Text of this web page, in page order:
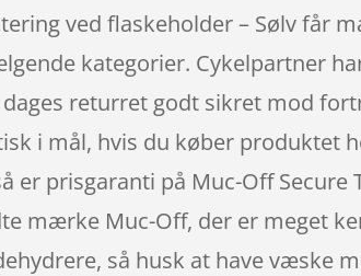
ved flaskeholder – Sølv får
kategorier. Cykelpartner
returret godt sikret mod
i mål, hvis du køber produktet
prisgaranti på Muc-Off Secure
mærke Muc-Off, der er meget
så husk at have væske